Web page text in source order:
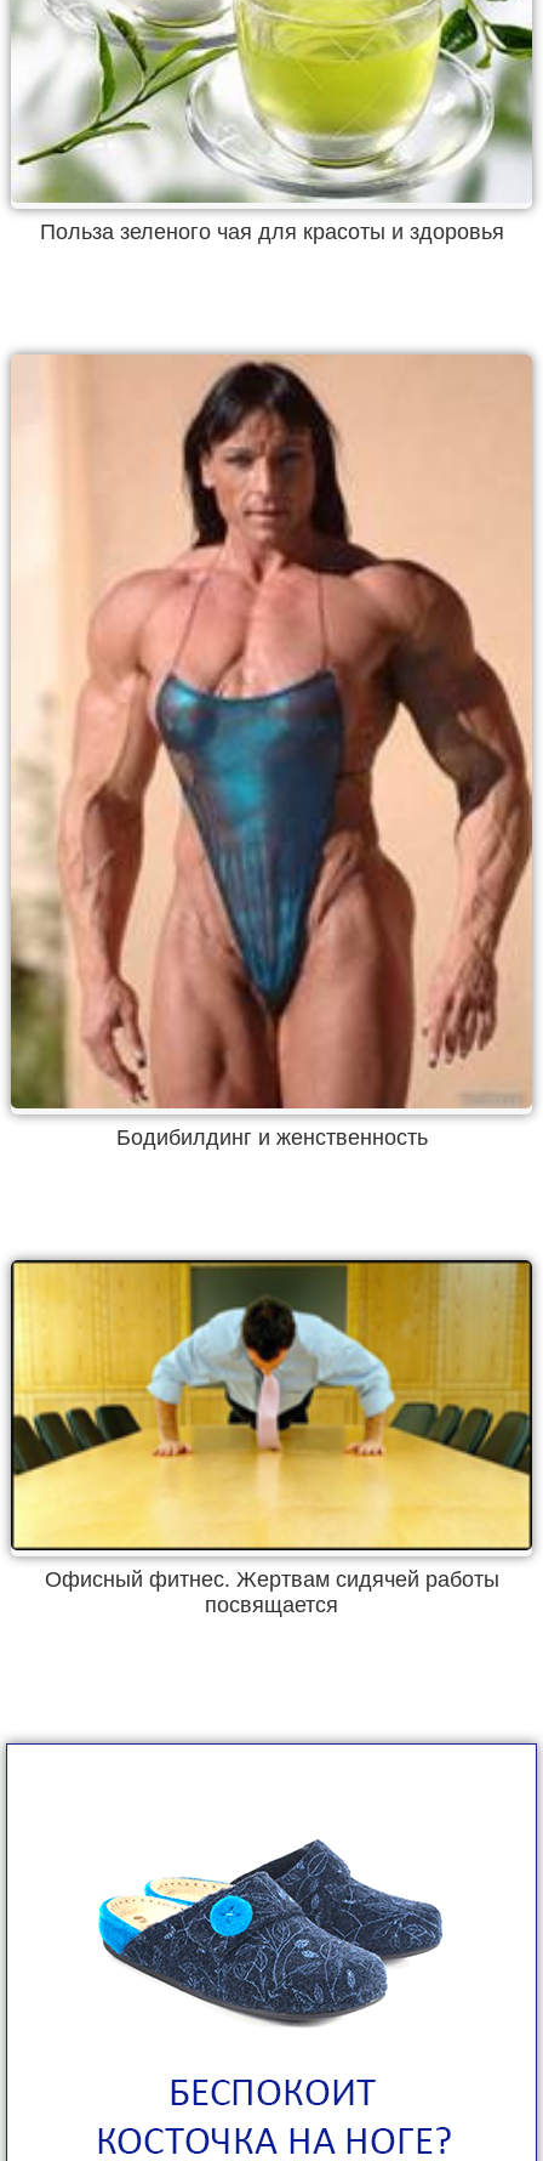
Польза зеленого чая для красоты и здоровья
Бодибилдинг и женственность
Офисный фитнес. Жертвам сидячей работы
посвящается